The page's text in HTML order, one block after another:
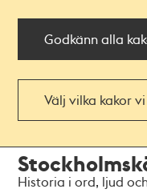
Godkänn alla
Välj vilka kakor
navigationen
huvudinnehållet
Historia i ord, ljud